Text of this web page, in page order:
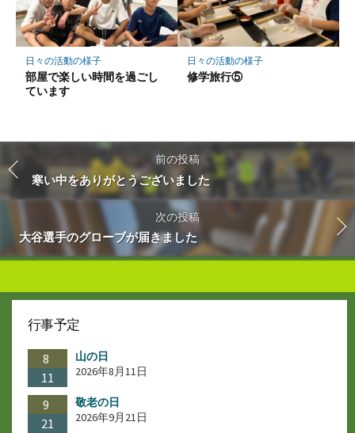
日々の活動の様子
部屋で楽しい時間を過ごし
ています
日々の活動の様子
修学旅行⑤
前の投稿
寒い中をありがとうございました
次の投稿
大谷選手のグローブが届きました
行事予定
8
11
山の日
2026年8月11日
9
21
敬老の日
2026年9月21日